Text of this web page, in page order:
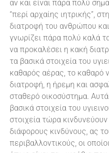
αν και είναι πάρα πολύ
“περί αρχαίης ιητρικής”,
διατροφή του ανθρώπου
γνωρίζει πάρα πολύ καλά
να προκαλέσει η κακή
τα βασικά στοιχεία του
καθαρός αέρας, το καθαρό
διατροφή, η ήρεμη και
σταθερό οικοσύστημα. Αυτά
βασικά στοιχεία του
στοιχεία τώρα
διάφορους κινδύνους, ας
περιβαλλοντικούς, οι